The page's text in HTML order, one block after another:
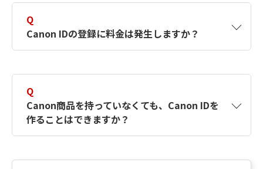
択したサービスから取得します。アカウントを
簡単に作成できるように、この情報を使用して
Canon IDの登録フォームを入力します。
Q
Canon IDの登録に料金は発生しますか？
Q
Canon商品を持っていなくても、Canon IDを
作ることはできますか？